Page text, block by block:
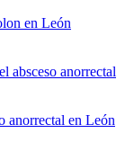
en León
absceso anorrectal
anorrectal en León